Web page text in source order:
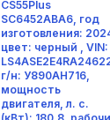
CS55Plus
SC6452ABA6, год
изготовления:
цвет: черный , VIN:
г/н: У890АН716,
мощность
двигателя, л. с.